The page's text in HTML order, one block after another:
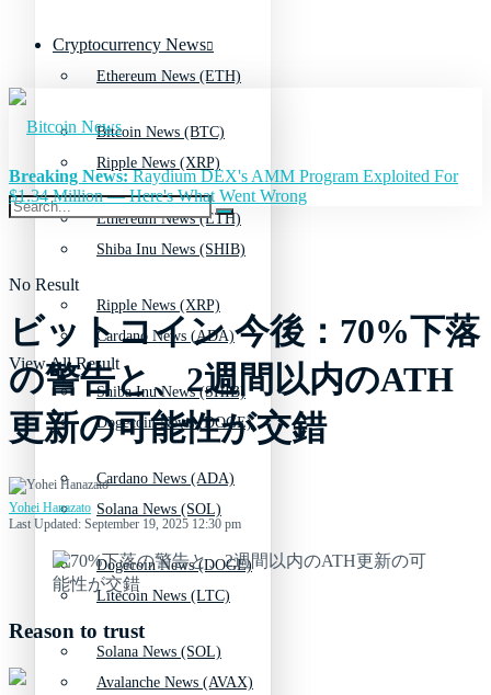
Ethereum News (ETH)
Ripple News (XRP)
Shiba Inu News (SHIB)
Cardano News (ADA)
Dogecoin News (DOGE)
Solana News (SOL)
Litecoin News (LTC)
Avalanche News (AVAX)
Cryptocurrency News
Bitcoin News (BTC)
Ethereum News (ETH)
Ripple News (XRP)
Shiba Inu News (SHIB)
Cardano News (ADA)
Dogecoin News (DOGE)
Solana News (SOL)
No Result
View All Result
Breaking News:Raydium DEX's AMM Program Exploited For
$1.34 Million — Here's What Went Wrong
ビットコイン 今後：70%下落
の警告と、2週間以内のATH
更新の可能性が交錯
Yohei Hanazato
Last Updated: September 19, 2025 12:30 pm
Reason to trust